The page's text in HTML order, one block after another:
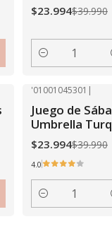
$23.994$39.990
Cantidad
'01001045301 |
Juego de
Umbrella
$23.994$39.990
4.0
Cantidad